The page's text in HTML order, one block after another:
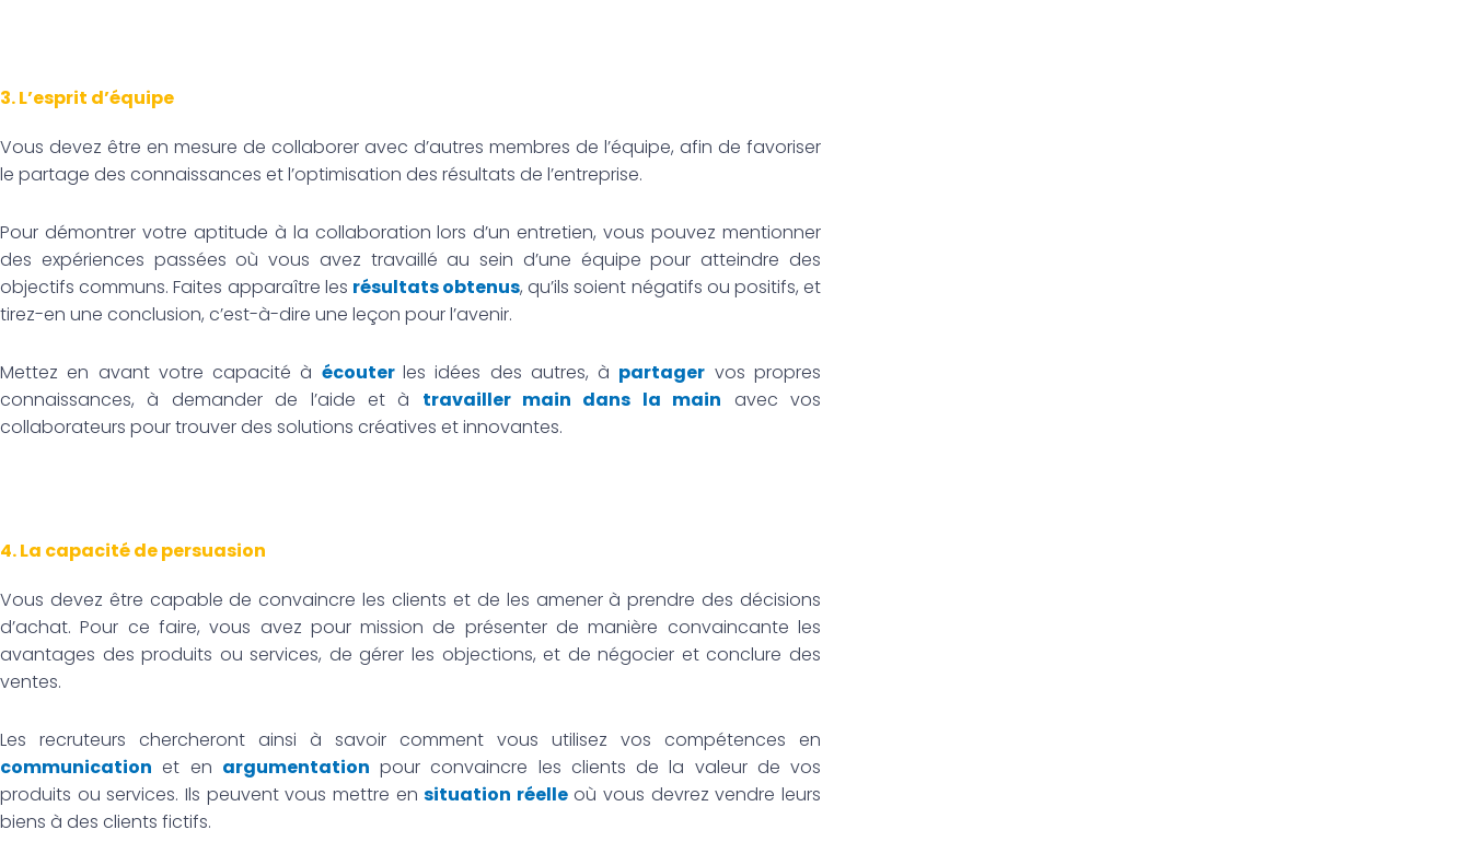
3. L’esprit d’équipe
Vous devez être en mesure de collaborer avec d’autres membres de l’équipe, afin de favoriser
le partage des connaissances et l’optimisation des résultats de l’entreprise.
Pour démontrer votre aptitude à la collaboration lors d’un entretien, vous pouvez mentionner
des expériences passées où vous avez travaillé au sein d’une équipe pour atteindre des
objectifs communs. Faites apparaître les résultats obtenus, qu’ils soient négatifs ou positifs, et
tirez-en une conclusion, c’est-à-dire une leçon pour l’avenir.
Mettez en avant votre capacité à écouterles idées des autres, à partager vos propres
connaissances, à demander de l’aide et à travailler main dans la main avec vos
collaborateurs pour trouver des solutions créatives et innovantes.
4. La capacité de persuasion
Vous devez être capable de convaincre les clients et de les amener à prendre des décisions
d’achat. Pour ce faire, vous avez pour mission de présenter de manière convaincante les
avantages des produits ou services, de gérer les objections, et de négocier et conclure des
ventes.
Les recruteurs chercheront ainsi à savoir comment vous utilisez vos compétences en
communication et en argumentation pour convaincre les clients de la valeur de vos
produits ou services. Ils peuvent vous mettre ensituation réelleoù vous devrez vendre leurs
biens à des clients fictifs.